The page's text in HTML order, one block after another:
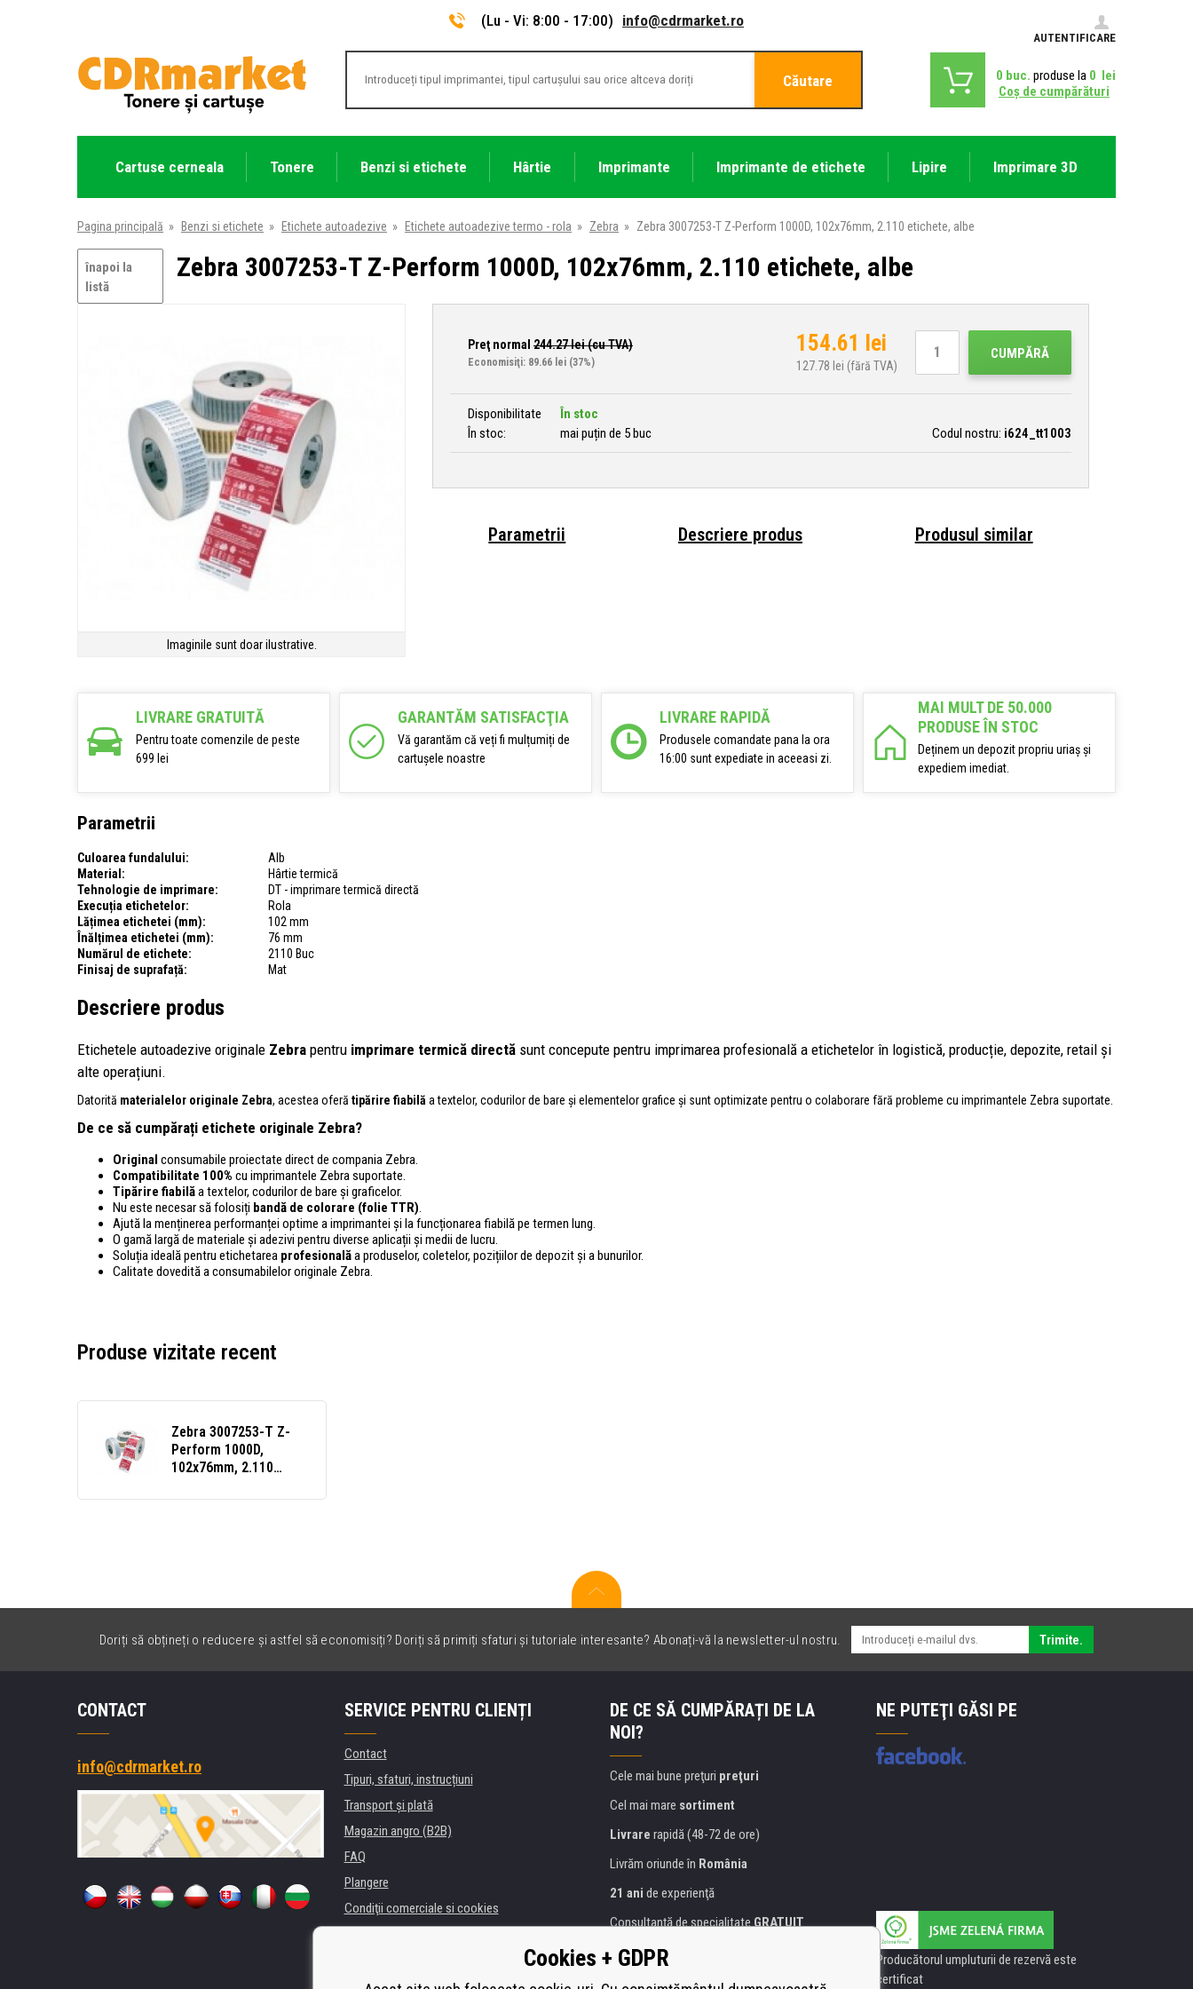
(Lu - Vi: 8:00 - 17:00) info@cdrmarket.ro
AUTENTIFICARE
Căutare 0 buc. produse la 0 lei
Coş de cumpărături
Cartuse cerneala Tonere Benzi si etichete Hârtie Imprimante Imprimante de etichete Lipire Imprimare 3D
Pagina principală » Benzi si etichete » Etichete autoadezive » Etichete autoadezive termo - rola » Zebra » Zebra 3007253-T Z-Perform 1000D, 102x76mm, 2.110 etichete, albe
înapoi la
listă
Zebra 3007253-T Z-Perform 1000D, 102x76mm, 2.110 etichete, albe
Imaginile sunt doar ilustrative.
Preţ normal 244.27lei (cu TVA)
Economisiţi: 89.66 lei (37%)
154.61 lei
127.78 lei (fără TVA)
CUMPĂRĂ
Disponibilitate
În stoc
În stoc:
mai puțin de 5 buc Codul nostru: i624_tt1003
Parametrii Descriere produs Produsul similar
LIVRARE GRATUITĂ
Pentru toate comenzile de peste
699 lei
GARANTĂM SATISFACŢIA
Vă garantăm că veți fi mulțumiți de
cartușele noastre
LIVRARE RAPIDĂ
Produsele comandate pana la ora
16:00 sunt expediate in aceeasi zi.
MAI MULT DE 50.000
PRODUSE ÎN STOC
Deținem un depozit propriu uriaș și
expediem imediat.
Parametrii
Culoarea fundalului:
Alb
Material:
Hârtie termică
Tehnologie de imprimare:
DT - imprimare termică directă
Execuția etichetelor:
Rola
Lățimea etichetei (mm):
102 mm
Înălțimea etichetei (mm):
76 mm
Numărul de etichete:
2110 Buc
Finisaj de suprafață:
Mat
Descriere produs
Etichetele autoadezive originale Zebra pentru imprimare termică directă sunt concepute pentru imprimarea profesională a etichetelor în logistică, producție, depozite, retail și
alte operațiuni.
Datorită materialelor originale Zebra, acestea oferă tipărire fiabilă a textelor, codurilor de bare și elementelor grafice și sunt optimizate pentru o colaborare fără probleme cu imprimantele Zebra suportate.
De ce să cumpărați etichete originale Zebra?
Original consumabile proiectate direct de compania Zebra.
Compatibilitate 100% cu imprimantele Zebra suportate.
Tipărire fiabilăa textelor, codurilor de bare și graficelor.
Nu este necesar să folosiți bandă de colorare (folie TTR).
Ajută la menținerea performanței optime a imprimantei și la funcționarea fiabilă pe termen lung.
O gamă largă de materiale și adezivi pentru diverse aplicații și medii de lucru.
Soluția ideală pentru etichetarea profesionalăa produselor, coletelor, pozițiilor de depozit și a bunurilor.
Calitate dovedită a consumabilelor originale Zebra.
Produse vizitate recent
Zebra 3007253-T Z-
Perform 1000D,
102x76mm, 2.110
Doriți să obțineți o reducere și astfel să economisiți? Doriți să primiți sfaturi și tutoriale interesante? Abonați-vă la newsletter-ul nostru. Trimite.
CONTACT
info@cdrmarket.ro
SERVICE PENTRU CLIENȚI
Contact
Tipuri, sfaturi, instrucțiuni
Transport şi plată
Magazin angro (B2B)
FAQ
Plangere
Condiţii comerciale si cookies
Închirierea de imprimante
DE CE SĂ CUMPĂRAȚI DE LA
NOI?
Cele mai bune preţuri preţuri
Cel mai mare sortiment
Livrare rapidă (48-72 de ore)
Livrăm oriunde în România
21 ani de experienţă
Consultanţă de specialitateGRATUIT
Abordarea amabilă
certificat Heureka
NE PUTEŢI GĂSI PE
Producătorul umpluturii de rezervă este
certificat
Cookies + GDPR